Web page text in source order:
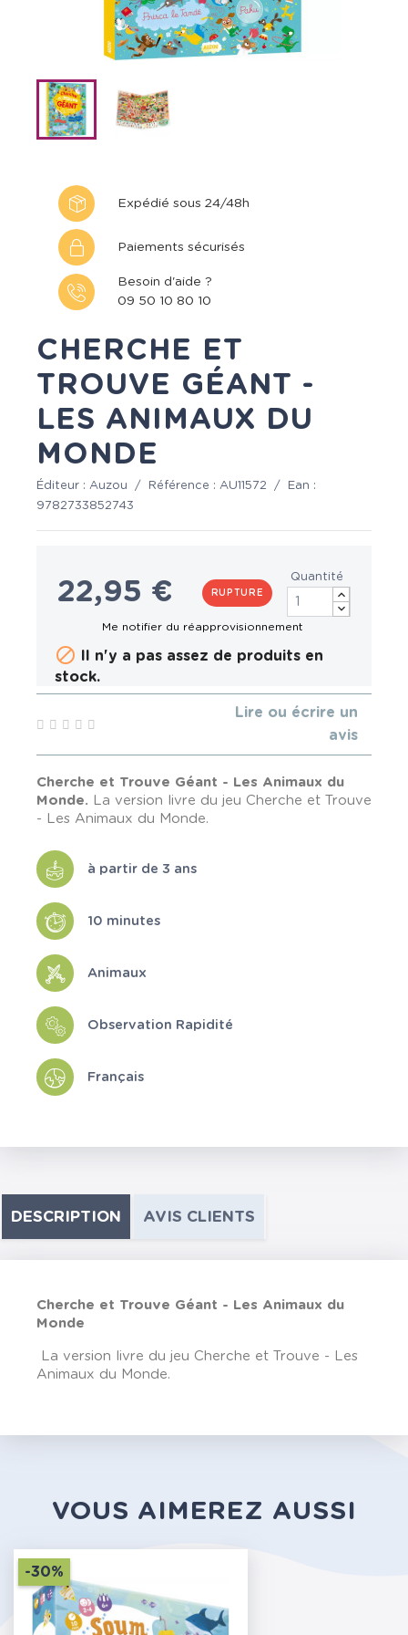
Expédié sous 24/48h
Paiements sécurisés
Besoin d'aide ?
09 50 10 80 10
CHERCHE ET
TROUVE GÉANT -
LES ANIMAUX DU
MONDE
Éditeur : Auzou / Référence : AU11572 /
Ean :
9782733852743
22,95 € RUPTURE
Quantité
 Il n'y a pas assez de produits en
stock.
Lire ou écrire un
avis
Cherche et Trouve Géant - Les Animaux du
Monde. La version livre du jeu Cherche et Trouve
- Les Animaux du Monde.
à partir de 3 ans
10 minutes
Animaux
Observation Rapidité
Français
DESCRIPTION AVIS CLIENTS
Cherche et Trouve Géant - Les Animaux du
Monde
La version livre du jeu Cherche et Trouve - Les
Animaux du Monde.
VOUS AIMEREZ AUSSI
-30%